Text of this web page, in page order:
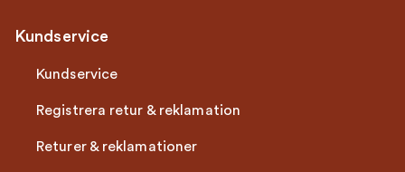
Kundservice
Kundservice
Registrera retur & reklamation
Returer & reklamationer